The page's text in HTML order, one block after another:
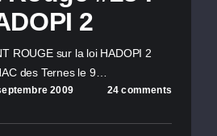
2
ROUGE sur la loi HADOPI 2
des Ternes le 9…
2009 24 comments